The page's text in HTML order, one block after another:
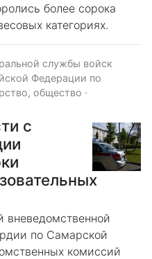
более сорока
категориях.
службы войск
Федерации по
общество ·
с
вневедомственной
по Самарской
комиссий